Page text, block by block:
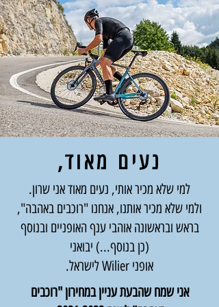
נעים מאוד,
למי שלא מכיר אותי, נעים מאוד אני שרון.
ולמי שלא מכיר אותנו, אנחנו "רוכבים באהבה",
בראש ובראשונה אוהבי ענף האופניים ובנוסף
(כן בנוסף...) יבואני
אופני Wilier לישראל.
אני שמח שהבעת עניין במחירון "רוכבים